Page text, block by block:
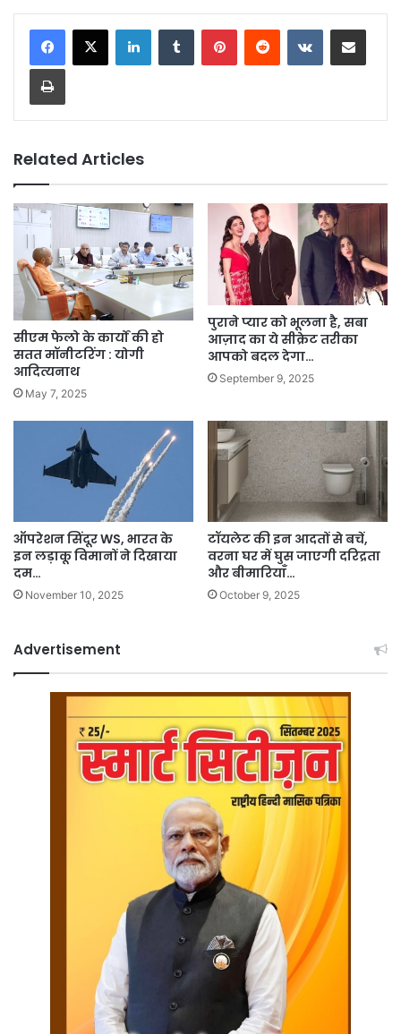
LinkedInTumblr PinterestReddit VKontakteShare via Email
Print
Related Articles
सीएम फेलो के कार्यों की हो
सतत मॉनीटरिंग : योगी
आदित्यनाथ
May 7, 2025
पुराने प्यार को भूलना है, सबा
आज़ाद का ये सीक्रेट तरीका
आपको बदल देगा…
September 9, 2025
ऑपरेशन सिंदूर WS, भारत के
इन लड़ाकू विमानों ने दिखाया
दम…
November 10, 2025
टॉयलेट की इन आदतों से बचें,
वरना घर में घुस जाएगी दरिद्रता
और बीमारियाँ…
October 9, 2025
Advertisement